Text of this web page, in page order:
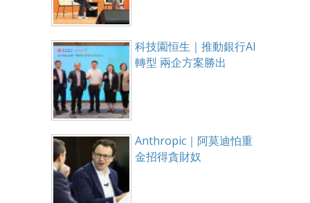
科技園恒生｜推動銀行AI
轉型 兩企方案勝出
Anthropic｜阿莫迪怕重
金招得貪財奴